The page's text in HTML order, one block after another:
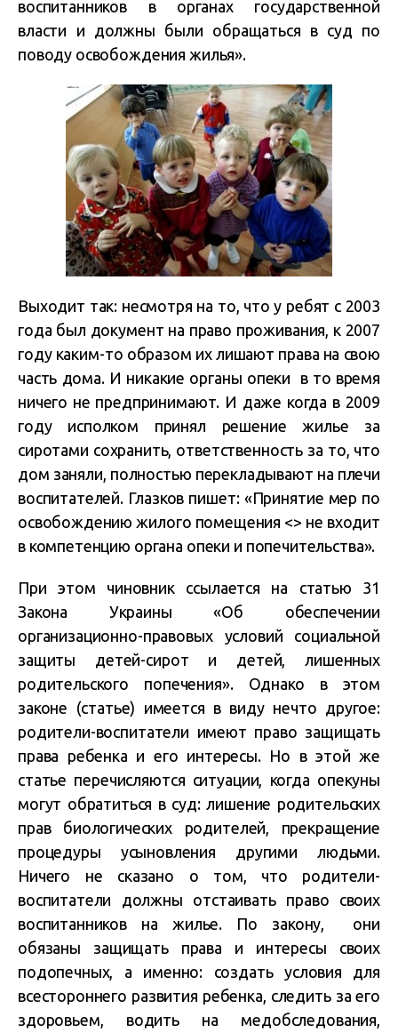
воспитанников в органах государственной
власти и должны были обращаться в суд по
поводу освобождения жилья».
Выходит так: несмотря на то, что у ребят с 2003
года был документ на право проживания, к 2007
году каким-то образом их лишают права на свою
часть дома. И никакие органы опеки в то время
ничего не предпринимают. И даже когда в 2009
году исполком принял решение жилье за
сиротами сохранить, ответственность за то, что
дом заняли, полностью перекладывают на плечи
воспитателей. Глазков пишет: «Принятие мер по
освобождению жилого помещения <> не входит
в компетенцию органа опеки и попечительства».
При этом чиновник ссылается на статью 31
Закона Украины «Об обеспечении
организационно-правовых условий социальной
защиты детей-сирот и детей, лишенных
родительского попечения». Однако в этом
законе (статье) имеется в виду нечто другое:
родители-воспитатели имеют право защищать
права ребенка и его интересы. Но в этой же
статье перечисляются ситуации, когда опекуны
могут обратиться в суд: лишение родительских
прав биологических родителей, прекращение
процедуры усыновления другими людьми.
Ничего не сказано о том, что родители-
воспитатели должны отстаивать право своих
воспитанников на жилье. По закону, они
обязаны защищать права и интересы своих
подопечных, а именно: создать условия для
всестороннего развития ребенка, следить за его
здоровьем, водить на медобследования,